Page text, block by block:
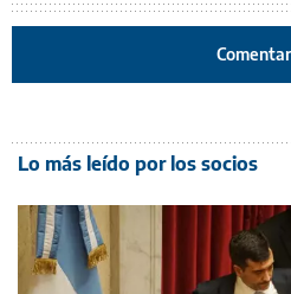
Lo más leído por los socios